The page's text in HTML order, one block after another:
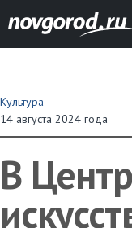
Культура
14 августа 2024 года
В